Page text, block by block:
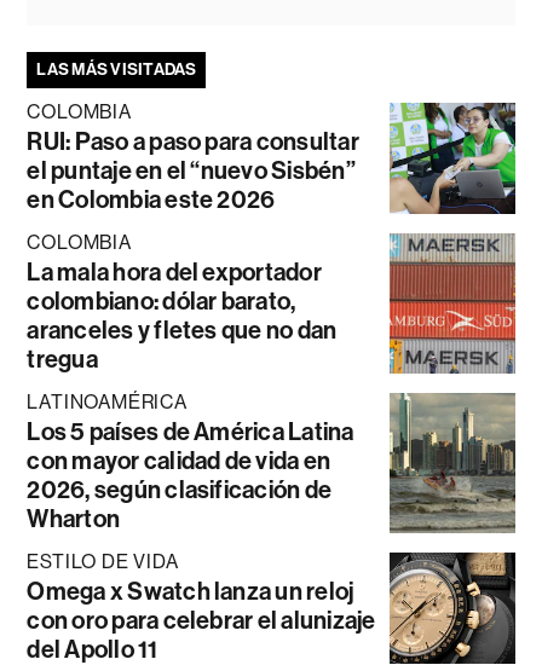
LAS MÁS VISITADAS
COLOMBIA
RUI: Paso a paso para consultar
el puntaje en el “nuevo Sisbén”
en Colombia este 2026
COLOMBIA
La mala hora del exportador
colombiano: dólar barato,
aranceles y fletes que no dan
tregua
LATINOAMÉRICA
Los 5 países de América Latina
con mayor calidad de vida en
2026, según clasificación de
Wharton
ESTILO DE VIDA
Omega x Swatch lanza un reloj
con oro para celebrar el alunizaje
del Apollo 11